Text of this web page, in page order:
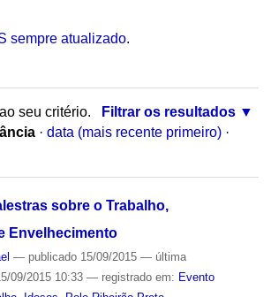
sempre atualizado.
seu critério.
Filtrar os resultados
· data (mais recente primeiro) ·
sobre o Trabalho,
Envelhecimento
— publicado15/09/2015 — última
09/2015 10:33 — registrado em: Evento